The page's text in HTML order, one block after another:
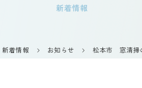
新着情報
新着情報 お知らせ 松本市 窓清掃